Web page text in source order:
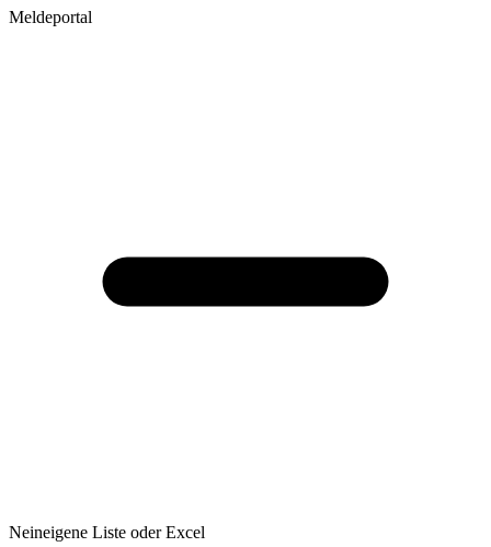
Meldeportal
Neineigene Liste oder Excel